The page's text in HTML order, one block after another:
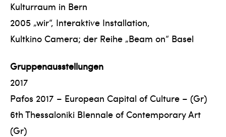
Kulturraum in Bern
2005 „wir“, Interaktive Installation,
Kultkino Camera; der Reihe „Beam on“ Basel
Gruppenausstellungen
2017
Pafos 2017 – European Capital of Culture – (Gr)
6th Thessaloniki BIennale of Contemporary Art
(Gr)